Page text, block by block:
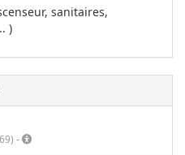
sanitaires,
)
-